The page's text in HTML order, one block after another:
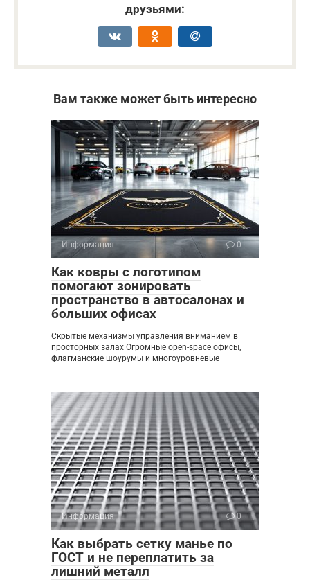
друзьями:
Вам также может быть интересно
Информация 0
Как ковры с логотипом
помогают зонировать
пространство в автосалонах и
больших офисах
Скрытые механизмы управления вниманием в
просторных залах Огромные open-space офисы,
флагманские шоурумы и многоуровневые
Информация 0
Как выбрать сетку манье по
ГОСТ и не переплатить за
лишний металл